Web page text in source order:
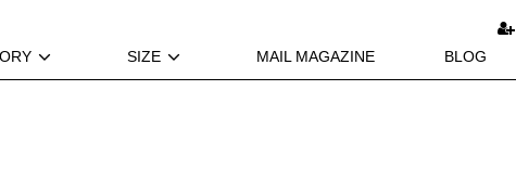
SIZE MAIL MAGAZINE BLOG